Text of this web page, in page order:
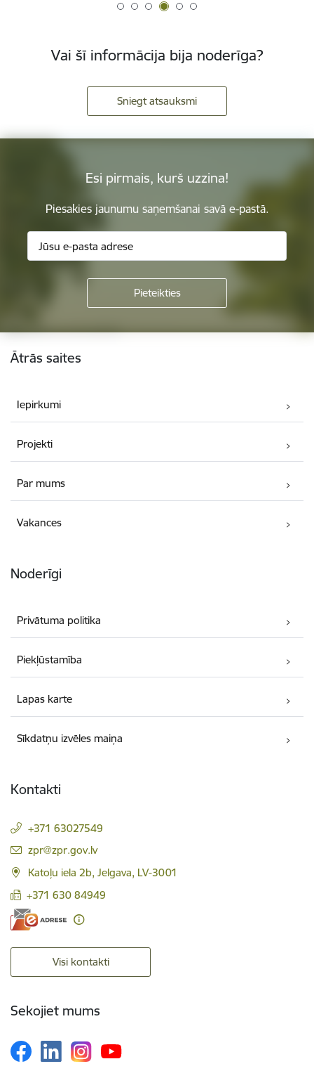
Vai šī informācija bija noderīga?
Sniegt atsauksmi
Esi pirmais, kurš uzzina!
Piesakies jaunumu saņemšanai savā e-pastā.
Kājene
Ātrās saites
Iepirkumi
Projekti
Par mums
Vakances
Noderīgi
Privātuma politika
Piekļūstamība
Lapas karte
Sīkdatņu izvēles maiņa
Kontakti
+371 63027549
E-pasts:
zpr@zpr.gov.lv
Katoļu iela 2b, Jelgava, LV-3001
+371 630 84949
Visi kontakti
Sekojiet mums